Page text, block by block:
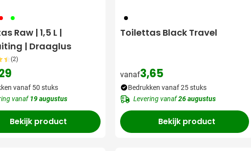
019
Raw | 1,5 L |
| Draaglus
(2)
vanaf 50 stuks
vanaf19 augustus
Bekijk product
001
Toilettas Black Travel
vanaf3,65
Bedrukken vanaf 25 stuks
Levering vanaf26 augustus
Bekijk product